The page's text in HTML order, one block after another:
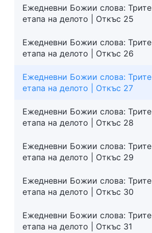
Ежедневни Божии слова: Трите
етапа на делото | Откъс 25
Ежедневни Божии слова: Трите
етапа на делото | Откъс 26
Ежедневни Божии слова: Трите
етапа на делото | Откъс 27
Ежедневни Божии слова: Трите
етапа на делото | Откъс 28
Ежедневни Божии слова: Трите
етапа на делото | Откъс 29
Ежедневни Божии слова: Трите
етапа на делото | Откъс 30
Ежедневни Божии слова: Трите
етапа на делото | Откъс 31